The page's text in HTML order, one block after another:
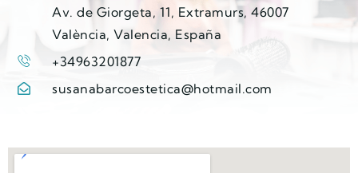
Av. de Giorgeta, 11, Extramurs, 46007
València, Valencia, España
+34963201877
susanabarcoestetica@hotmail.com